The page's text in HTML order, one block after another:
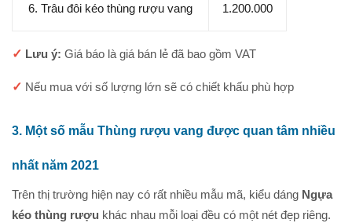
6. Trâu đôi kéo thùng rượu vang 1.200.000
✓ Lưu ý: Giá báo là giá bán lẻ đã bao gồm VAT
✓ Nếu mua với số lượng lớn sẽ có chiết khấu phù hợp
3. Một số mẫu Thùng rượu vang được quan tâm nhiều
nhất năm 2021
Trên thị trường hiện nay có rất nhiều mẫu mã, kiểu dáng Ngựa
kéo thùng rượu khác nhau mỗi loại đều có một nét đẹp riêng.